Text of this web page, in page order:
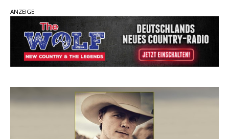
Parton, Bill Anderson und Shaboozey im Fokus
Chris Johnson & The Hollywood Hillbillies
kündigen neues Album mit „Better Days
Ahead“ an
täglich rund 10.000 Leser
ANZEIGE